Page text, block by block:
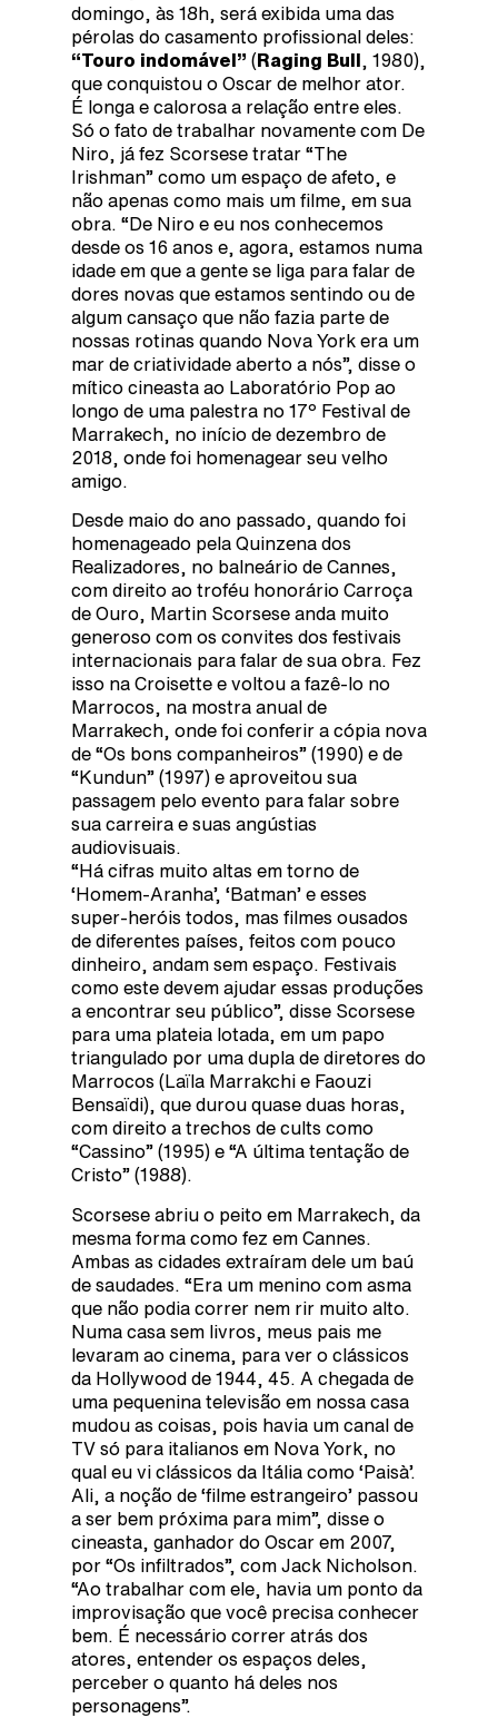
domingo, às 18h, será exibida uma das
pérolas do casamento profissional deles:
“Touro indomável” ( Raging Bull
, 1980),
que conquistou o Oscar de melhor ator.
É longa e calorosa a relação entre eles.
Só o fato de trabalhar novamente com De
Niro, já fez Scorsese tratar “The
Irishman” como um espaço de afeto, e
não apenas como mais um filme, em sua
obra. “De Niro e eu nos conhecemos
desde os 16 anos e, agora, estamos numa
idade em que a gente se liga para falar de
dores novas que estamos sentindo ou de
algum cansaço que não fazia parte de
nossas rotinas quando Nova York era um
mar de criatividade aberto a nós”, disse o
mítico cineasta ao Laboratório Pop ao
longo de uma palestra no 17º Festival de
Marrakech, no início de dezembro de
2018, onde foi homenagear seu velho
amigo.
Desde maio do ano passado, quando foi
homenageado pela Quinzena dos
Realizadores, no balneário de Cannes,
com direito ao troféu honorário Carroça
de Ouro, Martin Scorsese anda muito
generoso com os convites dos festivais
internacionais para falar de sua obra. Fez
isso na Croisette e voltou a fazê-lo no
Marrocos, na mostra anual de
Marrakech, onde foi conferir a cópia nova
de “Os bons companheiros” (1990) e de
“Kundun” (1997) e aproveitou sua
passagem pelo evento para falar sobre
sua carreira e suas angústias
audiovisuais.
“Há cifras muito altas em torno de
‘Homem-Aranha’, ‘Batman’ e esses
super-heróis todos, mas filmes ousados
de diferentes países, feitos com pouco
dinheiro, andam sem espaço. Festivais
como este devem ajudar essas produções
a encontrar seu público”, disse Scorsese
para uma plateia lotada, em um papo
triangulado por uma dupla de diretores do
Marrocos (Laïla Marrakchi e Faouzi
Bensaïdi), que durou quase duas horas,
com direito a trechos de cults como
“Cassino” (1995) e “A última tentação de
Cristo” (1988).
Scorsese abriu o peito em Marrakech, da
mesma forma como fez em Cannes.
Ambas as cidades extraíram dele um baú
de saudades. “Era um menino com asma
que não podia correr nem rir muito alto.
Numa casa sem livros, meus pais me
levaram ao cinema, para ver o clássicos
da Hollywood de 1944, 45. A chegada de
uma pequenina televisão em nossa casa
mudou as coisas, pois havia um canal de
TV só para italianos em Nova York, no
qual eu vi clássicos da Itália como ‘Paisà’.
Ali, a noção de ‘filme estrangeiro’ passou
a ser bem próxima para mim”, disse o
cineasta, ganhador do Oscar em 2007,
por “Os infiltrados”, com Jack Nicholson.
“Ao trabalhar com ele, havia um ponto da
improvisação que você precisa conhecer
bem. É necessário correr atrás dos
atores, entender os espaços deles,
perceber o quanto há deles nos
personagens”.